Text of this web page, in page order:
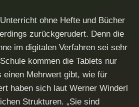
ohne Hefte und Bücher
zurückgerudert. Denn die
im digitalen Verfahren sei sehr
kommen die Tablets nur
einen Mehrwert gibt, wie für
haben sich laut Werner Winderl
Strukturen. „Sie sind